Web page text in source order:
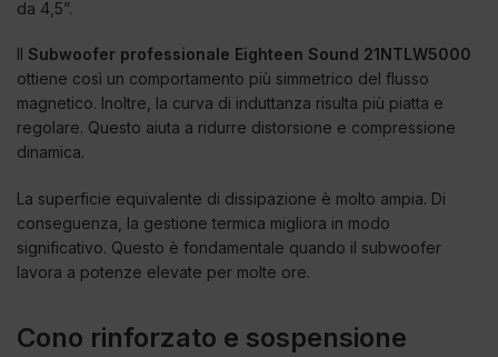
da 4,5”.
Il Subwoofer professionale Eighteen Sound 21NTLW5000
ottiene così un comportamento più simmetrico del flusso
magnetico. Inoltre, la curva di induttanza risulta più piatta e
regolare. Questo aiuta a ridurre distorsione e compressione
dinamica.
La superficie equivalente di dissipazione è molto ampia. Di
conseguenza, la gestione termica migliora in modo
significativo. Questo è fondamentale quando il subwoofer
lavora a potenze elevate per molte ore.
Cono rinforzato e sospensione